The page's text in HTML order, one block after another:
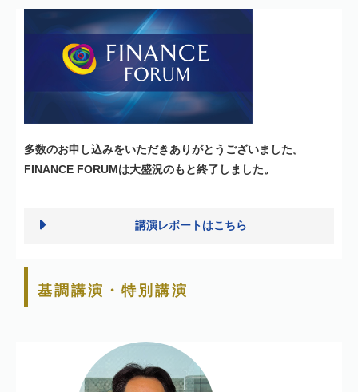
多数のお申し込みをいただきありがとうございました。
FINANCE FORUMは大盛況のもと終了しました。
講演レポートはこちら
基調講演・特別講演